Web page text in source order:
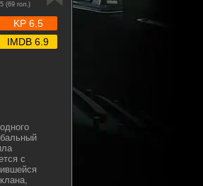
(69 гол.)
KP 6.5
IMDB 6.9
с